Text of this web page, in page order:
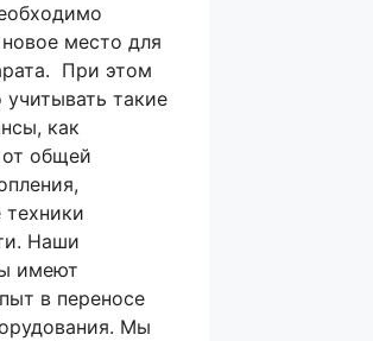
место для
При этом
такие
как
общей
Наши
имеют
в переносе
Мы